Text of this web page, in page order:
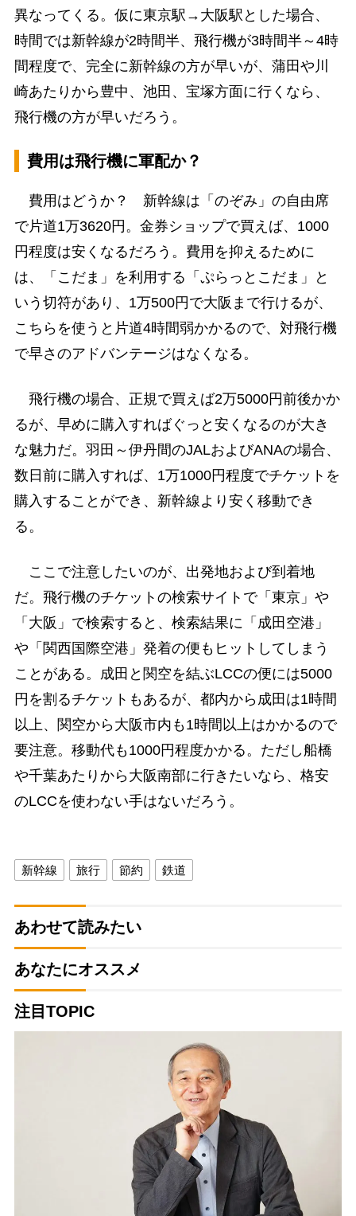
異なってくる。仮に東京駅→大阪駅とした場合、
時間では新幹線が2時間半、飛行機が3時間半～4時
間程度で、完全に新幹線の方が早いが、蒲田や川
崎あたりから豊中、池田、宝塚方面に行くなら、
飛行機の方が早いだろう。
費用は飛行機に軍配か？
費用はどうか？ 新幹線は「のぞみ」の自由席
で片道1万3620円。金券ショップで買えば、1000
円程度は安くなるだろう。費用を抑えるために
は、「こだま」を利用する「ぷらっとこだま」と
いう切符があり、1万500円で大阪まで行けるが、
こちらを使うと片道4時間弱かかるので、対飛行機
で早さのアドバンテージはなくなる。
飛行機の場合、正規で買えば2万5000円前後かか
るが、早めに購入すればぐっと安くなるのが大き
な魅力だ。羽田～伊丹間のJALおよびANAの場合、
数日前に購入すれば、1万1000円程度でチケットを
購入することができ、新幹線より安く移動でき
る。
ここで注意したいのが、出発地および到着地
だ。飛行機のチケットの検索サイトで「東京」や
「大阪」で検索すると、検索結果に「成田空港」
や「関西国際空港」発着の便もヒットしてしまう
ことがある。成田と関空を結ぶLCCの便には5000
円を割るチケットもあるが、都内から成田は1時間
以上、関空から大阪市内も1時間以上はかかるので
要注意。移動代も1000円程度かかる。ただし船橋
や千葉あたりから大阪南部に行きたいなら、格安
のLCCを使わない手はないだろう。
新幹線 旅行 節約 鉄道
あわせて読みたい
あなたにオススメ
注目TOPIC